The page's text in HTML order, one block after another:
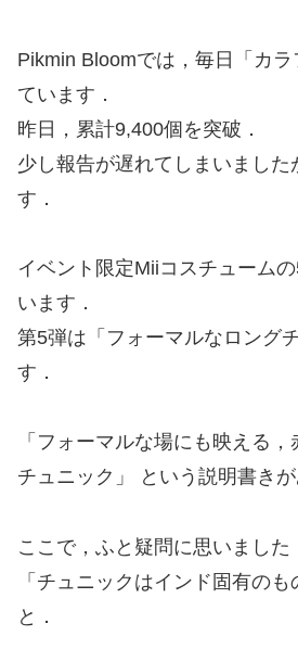
Pikmin Bloomでは，毎日「カ
ています．
昨日，累計9,400個を突破．
少し報告が遅れてしまいまし
す．
イベント限定Miiコスチューム
います．
第5弾は「フォーマルなロング
す．
「フォーマルな場にも映える
チュニック」 という説明書きが
ここで，ふと疑問に思いました
「チュニックはインド固有のも
と．